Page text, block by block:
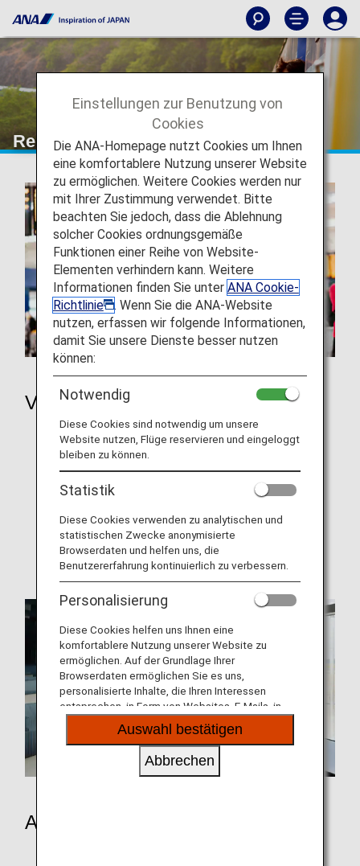
Reiseinformationen
Vor der Reise
Wohin wir reisen
Online-Check-in
Gepäckinformationen
Travel CUBE (Anfahrt zum Flughafen)
Besondere Hinweise zu einzelnen Ländern
Am Flughafen
Einstellungen zur Benutzung von
Cookies
Die ANA-Homepage nutzt Cookies um Ihnen
eine komfortablere Nutzung unserer Website
zu ermöglichen. Weitere Cookies werden nur
mit Ihrer Zustimmung verwendet. Bitte
beachten Sie jedoch, dass die Ablehnung
solcher Cookies ordnungsgemäße
Funktionen einer Reihe von Website-
Elementen verhindern kann. Weitere
Informationen finden Sie unter ANA Cookie-
Richtlinie
. Wenn Sie die ANA-Website
nutzen, erfassen wir folgende Informationen,
damit Sie unsere Dienste besser nutzen
können:
Notwendig
Diese Cookies sind notwendig um unsere
Website nutzen, Flüge reservieren und eingeloggt
bleiben zu können.
Statistik
Diese Cookies verwenden zu analytischen und
statistischen Zwecke anonymisierte
Browserdaten und helfen uns, die
Benutzererfahrung kontinuierlich zu verbessern.
Personalisierung
Diese Cookies helfen uns Ihnen eine
komfortablere Nutzung unserer Website zu
ermöglichen. Auf der Grundlage Ihrer
Browserdaten ermöglichen Sie es uns,
personalisierte Inhalte, die Ihren Interessen
entsprechen, in Form von Websites, E-Mails, in
sozialen Medien und Werbung anzubieten.
Auswahl bestätigen
Abbrechen